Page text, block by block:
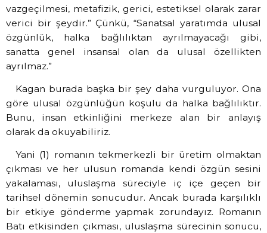
vazgeçilmesi, metafizik, gerici, estetiksel olarak zarar
verici bir şeydir.” Çünkü, “Sanatsal yaratımda ulusal
özgünlük, halka bağlılıktan ayrılmayacağı gibi,
sanatta genel insansal olan da ulusal özellikten
ayrılmaz.”
Kagan burada başka bir şey daha vurguluyor. Ona
göre ulusal özgünlüğün koşulu da halka bağlılıktır.
Bunu, insan etkinliğini merkeze alan bir anlayış
olarak da okuyabiliriz.
Yani (1) romanın tekmerkezli bir üretim olmaktan
çıkması ve her ulusun romanda kendi özgün sesini
yakalaması, uluslaşma süreciyle iç içe geçen bir
tarihsel dönemin sonucudur. Ancak burada karşılıklı
bir etkiye gönderme yapmak zorundayız. Romanın
Batı etkisinden çıkması, uluslaşma sürecinin sonucu,